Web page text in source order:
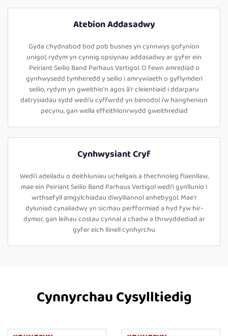
Atebion Addasadwy
Gyda chydnabod bod pob busnes yn cynnwys gofynion
unigol, rydym yn cynnig opsiynau addasadwy ar gyfer ein
Peiriant Seilio Band Parhaus Vertigol. O fewn amrediad o
gynhwysedd tymheredd y seilio i amrywiaeth o gyflymderi
seilio, rydym yn gweithio'n agos â'r cleientiaid i ddarparu
datrysiadau sydd wedi'u cyffwrdd yn benodol i'w hanghenion
pecynu, gan wella effeithlonrwydd gweithrediad
Cynhwysiant Cryf
Wedi'i adeiladu o deithluniau uchelgais a thechnoleg flaenllaw,
mae ein Peiriant Seilio Band Parhaus Vertigol wedi'i gynllunio i
wrthsefyll amgylchiadau diwylliannol anhebygol. Mae'r
dyluniad cynaliadwy yn sicrhau perfformiad a hyd fyw hir-
dymor, gan leihau costau cynnal a chadw a thrwyddediad ar
gyfer eich llinell cynhyrchu
Cynnyrchau Cysylltiedig